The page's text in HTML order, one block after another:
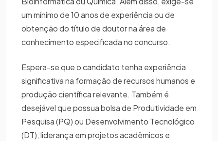
um mínimo de 10 anos de experiência ou de
obtenção do título de doutor na área de
conhecimento especificada no concurso.
Espera-se que o candidato tenha experiência
significativa na formação de recursos humanos e
produção científica relevante. Também é
desejável que possua bolsa de Produtividade em
Pesquisa (PQ) ou Desenvolvimento Tecnológico
(DT), liderança em projetos acadêmicos e